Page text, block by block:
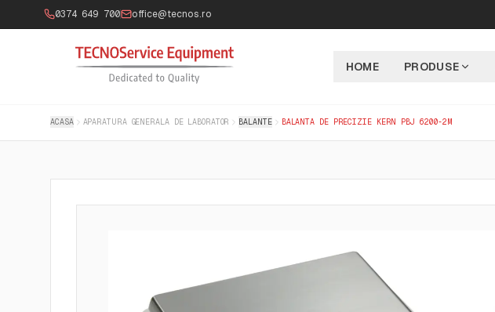
0374 649 700 office@tecnos.ro
HOME PRODUSE
ACASA APARATURA GENERALA DE LABORATOR BALANTE BALANTA DE PRECIZIE KERN PBJ 6200-2M